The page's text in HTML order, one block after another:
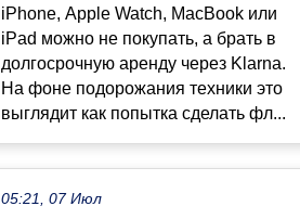
iPhone, Apple Watch, MacBook или
iPad можно не покупать, а брать в
долгосрочную аренду через Klarna.
На фоне подорожания техники это
выглядит как попытка сделать фл...
05:21, 07 Июл